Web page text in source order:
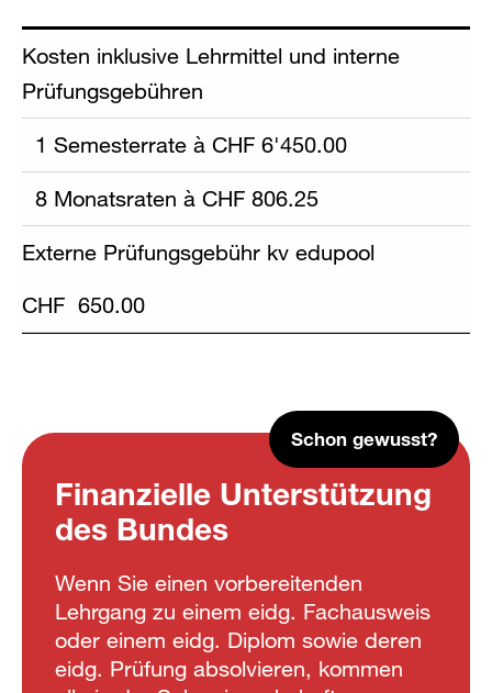
Kosten inklusive Lehrmittel und interne
Prüfungsgebühren
1 Semesterrate à CHF 6'450.00
8 Monatsraten à CHF 806.25
Externe Prüfungsgebühr kv edupool
CHF 650.00
Schon gewusst?
Finanzielle Unterstützung
des Bundes
Wenn Sie einen vorbereitenden
Lehrgang zu einem eidg. Fachausweis
oder einem eidg. Diplom sowie deren
eidg. Prüfung absolvieren, kommen